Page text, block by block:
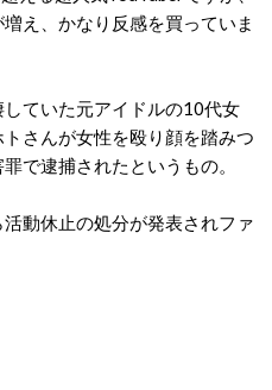
え、かなり反感を買っていま
していた元アイドルの10代女
さんが女性を殴り顔を踏みつ
で逮捕されたというもの。
動休止の処分が発表されファ